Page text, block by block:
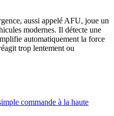
aussi appelé AFU, joue un
modernes. Il détecte une
automatiquement la force
trop lentement ou
commande à la haute